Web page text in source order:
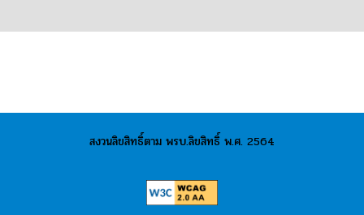
สงวนลิขสิทธิ์ตาม พรบ.ลิขสิทธิ์ พ.ศ. 2564